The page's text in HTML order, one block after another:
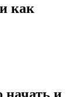
как